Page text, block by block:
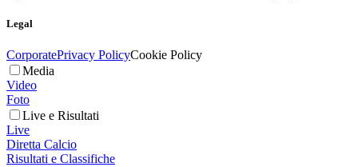
Legal
CorporatePrivacy PolicyCookie Policy
Media
Video
Foto
Live e Risultati
Live
Diretta Calcio
Risultati e Classifiche